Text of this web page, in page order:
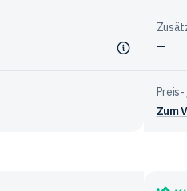
—
Preis-
Zum